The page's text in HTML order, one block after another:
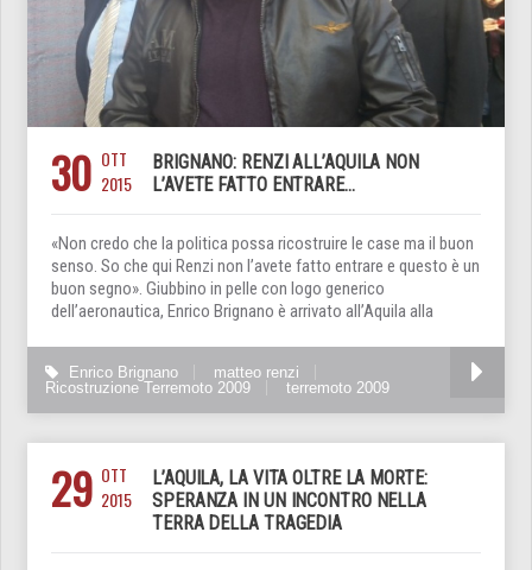
30 OTT
2015
BRIGNANO: RENZI ALL’AQUILA NON
L’AVETE FATTO ENTRARE…
«Non credo che la politica possa ricostruire le case ma il buon
senso. So che qui Renzi non l’avete fatto entrare e questo è un
buon segno». Giubbino in pelle con logo generico
dell’aeronautica, Enrico Brignano è arrivato all’Aquila alla
Enrico Brignano
matteo renzi
Ricostruzione Terremoto 2009
terremoto 2009
29 OTT
2015
L’AQUILA, LA VITA OLTRE LA MORTE:
SPERANZA IN UN INCONTRO NELLA
TERRA DELLA TRAGEDIA